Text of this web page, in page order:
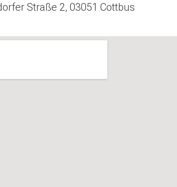
Straße 2,03051 Cottbus